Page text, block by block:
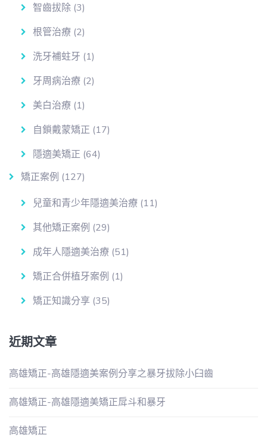
智齒拔除 (3)
根管治療 (2)
洗牙補蛀牙 (1)
牙周病治療 (2)
美白治療 (1)
自鎖戴蒙矯正 (17)
隱適美矯正 (64)
矯正案例 (127)
兒童和青少年隱適美治療 (11)
其他矯正案例 (29)
成年人隱適美治療 (51)
矯正合併植牙案例 (1)
矯正知識分享 (35)
近期文章
高雄矯正-高雄隱適美案例分享之暴牙拔除小臼齒
高雄矯正-高雄隱適美矯正戽斗和暴牙
高雄矯正